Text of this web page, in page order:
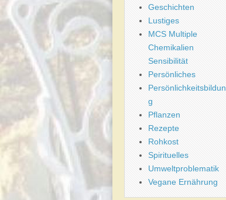
Geschichten
Lustiges
MCS Multiple
Chemikalien
Sensibilität
Persönliches
Persönlichkeitsbildun
g
Pflanzen
Rezepte
Rohkost
Spirituelles
Umweltproblematik
Vegane Ernährung